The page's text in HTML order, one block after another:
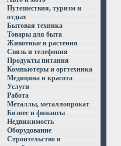
Путешествия, туризм и
отдых
Бытовая техника
Товары для быта
Животные и растения
Связь и телефония
Продукты питания
Компьютеры и оргтехника
Медицина и красота
Услуги
Работа
Металлы, металлопрокат
Бизнес и финансы
Недвижимость
Оборудование
Строительство и